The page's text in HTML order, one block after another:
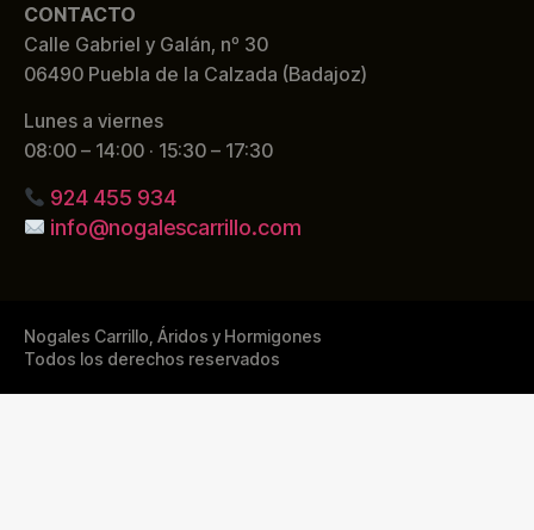
CONTACTO
Calle Gabriel y Galán, nº 30
06490 Puebla de la Calzada (Badajoz)
Lunes a viernes
08:00 – 14:00 · 15:30 – 17:30
924 455 934
info@nogalescarrillo.com
Nogales Carrillo, Áridos y Hormigones
Todos los derechos reservados